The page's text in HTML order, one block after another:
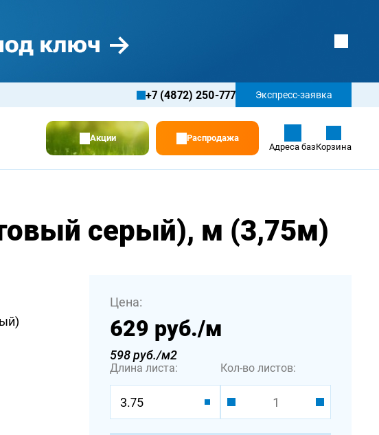
+7 (4872) 250-777 Экспресс-заявка
Акции
Распродажа
Адреса базКорзина
серый), м (3,75м)
Цена:
629 руб./м
598 руб./м2
Длина листа:
3.75
Кол-во листов: